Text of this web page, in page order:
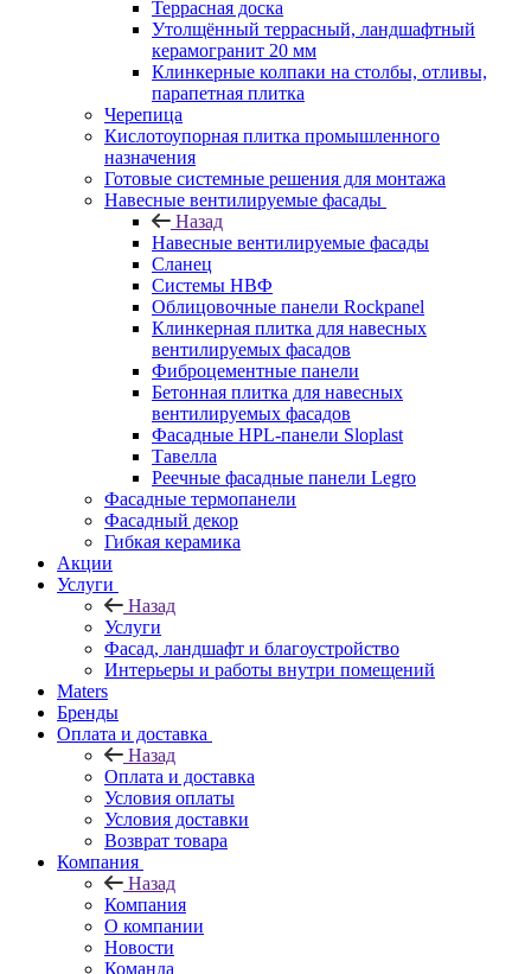
Террасная доска
Утолщённый террасный, ландшафтный
керамогранит 20 мм
Клинкерные колпаки на столбы, отливы,
парапетная плитка
Черепица
Кислотоупорная плитка промышленного
назначения
Готовые системные решения для монтажа
Навесные вентилируемые фасады
Назад
Навесные вентилируемые фасады
Сланец
Системы НВФ
Облицовочные панели Rockpanel
Клинкерная плитка для навесных
вентилируемых фасадов
Фиброцементные панели
Бетонная плитка для навесных
вентилируемых фасадов
Фасадные HPL-панели Sloplast
Тавелла
Реечные фасадные панели Legro
Фасадные термопанели
Фасадный декор
Гибкая керамика
Акции
Услуги
Назад
Услуги
Фасад, ландшафт и благоустройство
Интерьеры и работы внутри помещений
Maters
Бренды
Оплата и доставка
Назад
Оплата и доставка
Условия оплаты
Условия доставки
Возврат товара
Компания
Назад
Компания
О компании
Новости
Команда